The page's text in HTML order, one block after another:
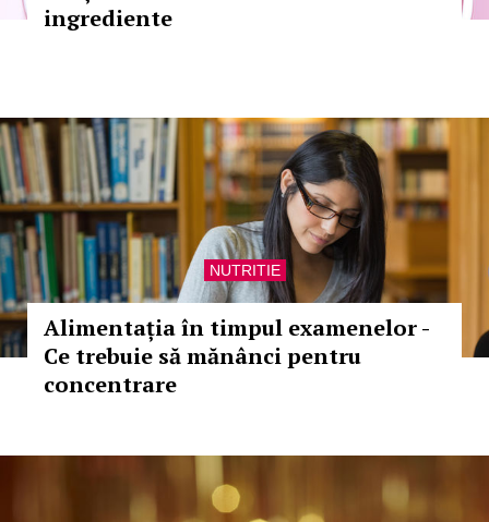
ingrediente
NUTRITIE
Alimentația în timpul examenelor -
Ce trebuie să mănânci pentru
concentrare